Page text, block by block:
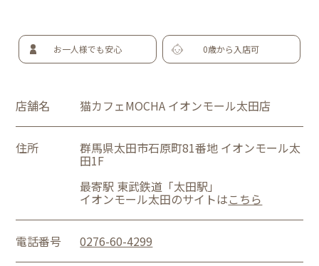
お一人様でも安心 0歳から入店可
店舗名 猫カフェMOCHA イオンモール太田店
住所 群馬県太田市石原町81番地 イオンモール太
田1F
最寄駅 東武鉄道「太田駅」
イオンモール太田のサイトはこちら
電話番号 0276-60-4299